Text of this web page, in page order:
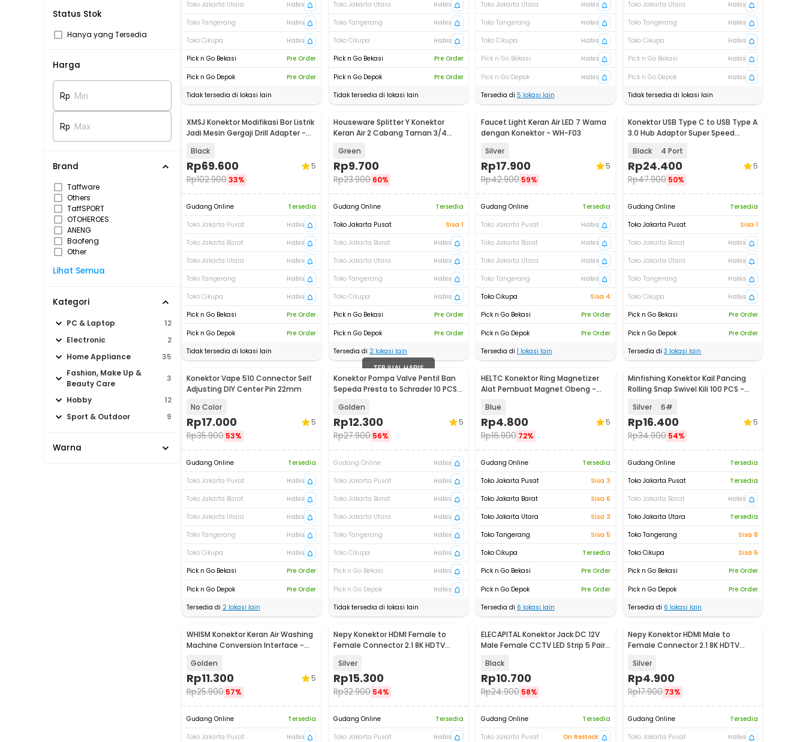
Status Stok
Hanya yang Tersedia
Harga
Rp Min
Rp Max
Brand
Taffware
Others
TaffSPORT
OTOHEROES
ANENG
Baofeng
Other
Lihat Semua
Kategori
PC & Laptop
12
Electronic
2
Home Appliance
35
Fashion, Make Up &
Beauty Care
3
Hobby
12
Sport & Outdoor
9
Warna
Toko Jakarta Utara
Habis
Toko Tangerang
Habis
Toko Cikupa
Habis
Pick n Go Bekasi
Pre Order
Pick n Go Depok
Pre Order
Tidak tersedia di lokasi lain
Toko Jakarta Utara
Habis
Toko Tangerang
Habis
Toko Cikupa
Habis
Pick n Go Bekasi
Pre Order
Pick n Go Depok
Pre Order
Tidak tersedia di lokasi lain
Toko Jakarta Utara
Habis
Toko Tangerang
Habis
Toko Cikupa
Habis
Pick n Go Bekasi
Habis
Pick n Go Depok
Habis
Tersedia di 5 lokasi lain
Toko Jakarta Utara
Habis
Toko Tangerang
Habis
Toko Cikupa
Habis
Pick n Go Bekasi
Habis
Pick n Go Depok
Habis
Tidak tersedia di lokasi lain
XMSJ Konektor Modifikasi Bor Listrik
Jadi Mesin Gergaji Drill Adapter -
Black
Rp69.600
Rp102.900 33%
5
Gudang Online
Tersedia
Toko Jakarta Pusat
Habis
Toko Jakarta Barat
Habis
Toko Jakarta Utara
Habis
Toko Tangerang
Habis
Toko Cikupa
Habis
Pick n Go Bekasi
Pre Order
Pick n Go Depok
Pre Order
Tidak tersedia di lokasi lain
Houseware Splitter Y Konektor
Keran Air 2 Cabang Taman 3/4
Green
Rp9.700
Rp23.900 60%
Gudang Online
Tersedia
Toko Jakarta Pusat
Sisa 1
Toko Jakarta Barat
Habis
Toko Jakarta Utara
Habis
Toko Tangerang
Habis
Toko Cikupa
Habis
Pick n Go Bekasi
Pre Order
Pick n Go Depok
Pre Order
Tersedia di 2 lokasi lain
Faucet Light Keran Air LED 7 Warna
dengan Konektor - WH-F03
Silver
Rp17.900
Rp42.900 59%
5
Gudang Online
Tersedia
Toko Jakarta Pusat
Habis
Toko Jakarta Barat
Habis
Toko Jakarta Utara
Habis
Toko Tangerang
Habis
Toko Cikupa
Sisa 4
Pick n Go Bekasi
Pre Order
Pick n Go Depok
Pre Order
Tersedia di 1 lokasi lain
Konektor USB Type C to USB Type A
3.0 Hub Adaptor Super Speed
Black 4 Port
Rp24.400
Rp47.900 50%
5
Gudang Online
Tersedia
Toko Jakarta Pusat
Sisa 1
Toko Jakarta Barat
Habis
Toko Jakarta Utara
Habis
Toko Tangerang
Habis
Toko Cikupa
Habis
Pick n Go Bekasi
Pre Order
Pick n Go Depok
Pre Order
Tersedia di 3 lokasi lain
Konektor Vape 510 Connector Self
Adjusting DIY Center Pin 22mm
No Color
Rp17.000
Rp35.900 53%
5
Gudang Online
Tersedia
Toko Jakarta Pusat
Habis
Toko Jakarta Barat
Habis
Toko Jakarta Utara
Habis
Toko Tangerang
Habis
Toko Cikupa
Habis
Pick n Go Bekasi
Pre Order
Pick n Go Depok
Pre Order
Tersedia di 2lokasi lain
TERJUAL HABIS
Konektor Pompa Valve Pentil Ban
Sepeda Presta to Schrader 10 PCS -
Golden
Rp12.300
Rp27.900 56%
5
Gudang Online
Habis
Toko Jakarta Pusat
Habis
Toko Jakarta Barat
Habis
Toko Jakarta Utara
Habis
Toko Tangerang
Habis
Toko Cikupa
Habis
Pick n Go Bekasi
Habis
Pick n Go Depok
Habis
Tidak tersedia di lokasi lain
HELTC Konektor Ring Magnetizer
Alat Pembuat Magnet Obeng -
Blue
Rp4.800
Rp16.900 72%
5
Gudang Online
Tersedia
Toko Jakarta Pusat
Sisa 3
Toko Jakarta Barat
Sisa 6
Toko Jakarta Utara
Sisa 3
Toko Tangerang
Sisa 5
Toko Cikupa
Tersedia
Pick n Go Bekasi
Pre Order
Pick n Go Depok
Pre Order
Tersedia di 6 lokasi lain
Minfishing Konektor Kail Pancing
Rolling Snap Swivel Kili 100 PCS -
Silver 6#
Rp16.400
Rp34.900 54%
5
Gudang Online
Tersedia
Toko Jakarta Pusat
Tersedia
Toko Jakarta Barat
Habis
Toko Jakarta Utara
Tersedia
Toko Tangerang
Sisa 8
Toko Cikupa
Sisa 6
Pick n Go Bekasi
Pre Order
Pick n Go Depok
Pre Order
Tersedia di 6 lokasi lain
WHISM Konektor Keran Air Washing
Machine Conversion Interface -
Golden
Rp11.300
Rp25.900 57%
5
Gudang Online
Tersedia
Toko Jakarta Pusat
Habis
Nepy Konektor HDMI Female to
Female Connector 2.1 8K HDTV
Silver
Rp15.300
Rp32.900 54%
Gudang Online
Tersedia
Toko Jakarta Pusat
Habis
ELECAPITAL Konektor Jack DC 12V
Male Female CCTV LED Strip 5 Pair
Black
Rp10.700
Rp24.900 58%
Gudang Online
Tersedia
Toko Jakarta Pusat
On Restock
Nepy Konektor HDMI Male to
Female Connector 2.1 8K HDTV
Silver
Rp4.900
Rp17.900 73%
Gudang Online
Tersedia
Toko Jakarta Pusat
Habis